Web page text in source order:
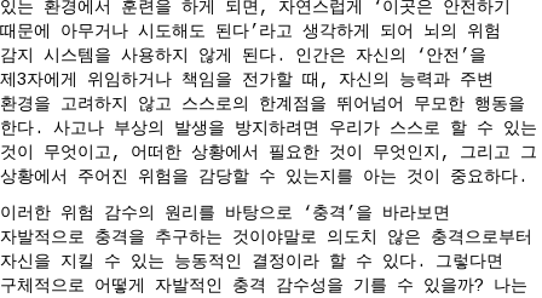
있는 환경에서 훈련을 하게 되면, 자연스럽게 ‘이곳은 안전하기
때문에 아무거나 시도해도 된다’라고 생각하게 되어 뇌의 위험
감지 시스템을 사용하지 않게 된다. 인간은 자신의 ‘안전’을
제3자에게 위임하거나 책임을 전가할 때, 자신의 능력과 주변
환경을 고려하지 않고 스스로의 한계점을 뛰어넘어 무모한 행동을
한다. 사고나 부상의 발생을 방지하려면 우리가 스스로 할 수 있는
것이 무엇이고, 어떠한 상황에서 필요한 것이 무엇인지, 그리고 그
상황에서 주어진 위험을 감당할 수 있는지를 아는 것이 중요하다.
이러한 위험 감수의 원리를 바탕으로 ‘충격’을 바라보면
자발적으로 충격을 추구하는 것이야말로 의도치 않은 충격으로부터
자신을 지킬 수 있는 능동적인 결정이라 할 수 있다. 그렇다면
구체적으로 어떻게 자발적인 충격 감수성을 기를 수 있을까? 나는